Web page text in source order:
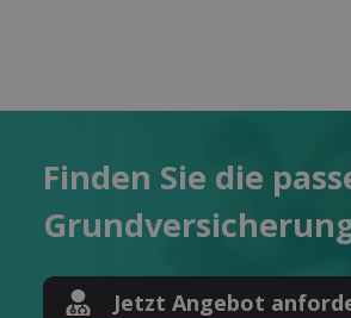
Finden Sie die
Jetzt Angebot